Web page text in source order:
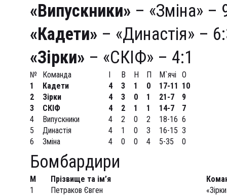
«Випускники» – «Зміна» –
«Кадети» – «Династія» –
«Зірки» – «СКІФ» – 4:1
№ Команда І В Н П М`ячі О
1
Кадети 4 3 1 0 17-11 10
2
Зірки 4 3 0 1 21-7
9
3
СКІФ 4 2 1 1 14-7
7
4
Випускники 4 2 0 2 18-16 6
5
Династія 4 1 0 3 16-15 3
6
Зміна 4 0 0 4 5-35 0
Бомбардири
М Прiзвище та ім’я
1
Петраков Євген